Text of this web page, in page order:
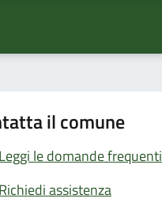
il comune
Leggi le domande frequenti
Richiedi assistenza